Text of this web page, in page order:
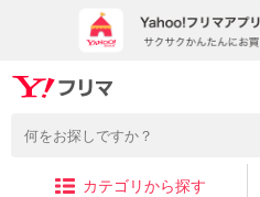
カテゴリから探す